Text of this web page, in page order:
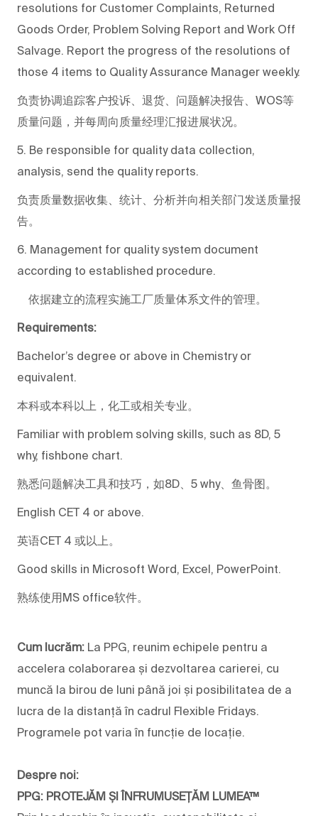
resolutions for Customer Complaints, Returned
Goods Order, Problem Solving Report and Work Off
Salvage. Report the progress of the resolutions of
those 4 items to Quality Assurance Manager weekly.
负责协调追踪客户投诉、退货、问题解决报告、WOS等
质量问题，并每周向质量经理汇报进展状况。
5. Be responsible for quality data collection,
analysis, send the quality reports.
负责质量数据收集、统计、分析并向相关部门发送质量报
告。
6. Management for quality system document
according to established procedure.
依据建立的流程实施工厂质量体系文件的管理。
Requirements:
Bachelor’s degree or above in Chemistry or
equivalent.
本科或本科以上，化工或相关专业。
Familiar with problem solving skills, such as 8D, 5
why, fishbone chart.
熟悉问题解决工具和技巧，如8D、5 why、鱼骨图。
English CET 4 or above.
英语CET 4 或以上。
Good skills in Microsoft Word, Excel, PowerPoint.
熟练使用MS office软件。
Cum lucrăm: La PPG, reunim echipele pentru a
accelera colaborarea și dezvoltarea carierei, cu
muncă la birou de luni până joi și posibilitatea de a
lucra de la distanță în cadrul Flexible Fridays.
Programele pot varia în funcție de locație.
Despre noi:
PPG: PROTEJĂM ȘI ÎNFRUMUSEȚĂM LUMEA™